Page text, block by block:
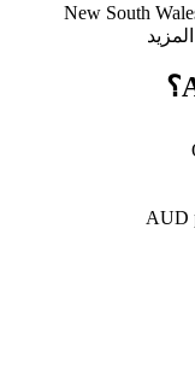
New South
AUD